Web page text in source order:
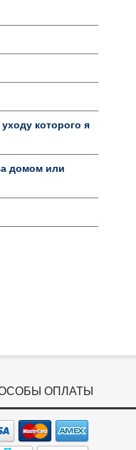
которого я
домом или
ОПЛАТЫ